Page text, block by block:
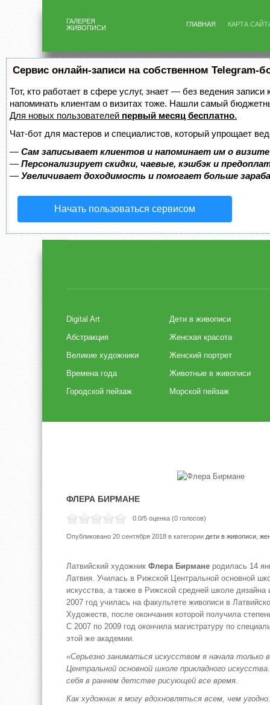
ГАЛЕРЕЯ
ЖИВОПИСИ
ГЛАВНАЯ КАРТА
Сервис онлайн-записи на собственном Telegram-
Тот, кто работает в сфере услуг, знает — без ведения
напоминать клиентам о визитах тоже. Нашли самый
Для новых пользователей первый месяц бесплатно.
Чат-бот для мастеров и специалистов, который упрощает
— Сам записывает клиентов и напоминает им о
— Персонализирует скидки, чаевые, кэшбэк и
— Увеличивает доходимость и помогает больше
Начать пользоваться сервисом
Digital Art
Абстракция
Великие художники
Времена года
Городской пейзаж
Дети в живописи
Женская красота
Женский портрет
Животные в живописи
Морской пейзаж
ФЛЕРА БИРМАНЕ
0.0/5 оценка (0 голосов)
Опубликовано 20 сентября 2018 в категории дети в живописи
Латвийский художник Флера Бирмане родилась 14
Латвия. Училась в Рижской Центральной основной
искусства, а также в Рижской средней школе дизайна
2007 год училась на факультете живописи в
Художеств, после окончания которой получила
С 2007 по 2009 год окончила магистратуру по
этой же академии.
«Серьезно заниматься искусством я начала только
Центральной основной школе прикладного
себя в раннем детстве рисующей все время.
Как художник я могу вдохновляться всем, чем